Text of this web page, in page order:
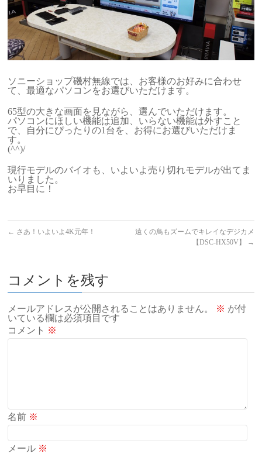
ソニーショップ磯村無線では、お客様のお好みに合わせ
て、最適なパソコンをお選びいただけます。
65型の大きな画面を見ながら、選んでいただけます。
パソコンにほしい機能は追加、いらない機能は外すこと
で、自分にぴったりの1台を、お得にお選びいただけま
す。
(^^)/
現行モデルのバイオも、いよいよ売り切れモデルが出てま
いりました。
お早目に！
← さあ！いよいよ4K元年！
遠くの鳥もズームでキレイなデジカメ
【DSC-HX50V】
→
コメントを残す
メールアドレスが公開されることはありません。 ※ が付
いている欄は必須項目です
コメント ※
名前 ※
メール ※